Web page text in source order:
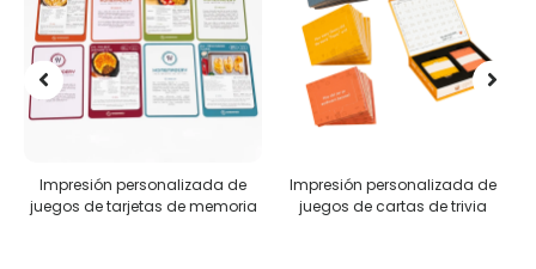
de
memoria
Impresión personalizada de
juegos de cartas de trivia
Rompecabezas